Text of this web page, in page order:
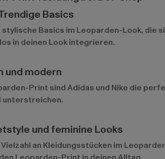
Basics
Basics im Leoparden-Look, die
in deinen Look integrieren.
und modern
Print sindAdidas und Nike die
unterstreichen.
und feminine Looks
an Kleidungsstücken im